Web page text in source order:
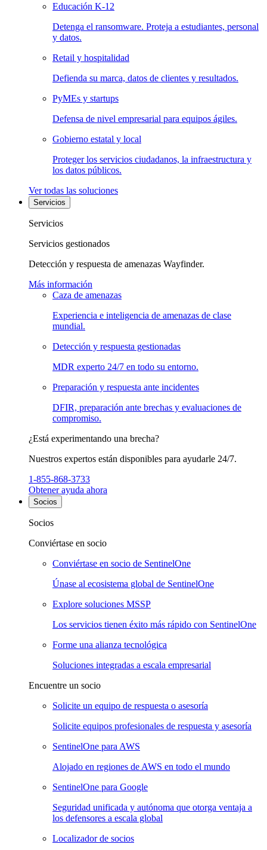
Educación K-12
Detenga el ransomware. Proteja a estudiantes, personal
y datos.
Retail y hospitalidad
Defienda su marca, datos de clientes y resultados.
PyMEs y startups
Defensa de nivel empresarial para equipos ágiles.
Gobierno estatal y local
Proteger los servicios ciudadanos, la infraestructura y
los datos públicos.
Ver todas las soluciones
Servicios
Servicios
Servicios gestionados
Detección y respuesta de amenazas Wayfinder.
Más información
Caza de amenazas
Experiencia e inteligencia de amenazas de clase
mundial.
Detección y respuesta gestionadas
MDR experto 24/7 en todo su entorno.
Preparación y respuesta ante incidentes
DFIR, preparación ante brechas y evaluaciones de
compromiso.
¿Está experimentando una brecha?
Nuestros expertos están disponibles para ayudarle 24/7.
1-855-868-3733
Obtener ayuda ahora
Socios
Socios
Conviértase en socio
Conviértase en socio de SentinelOne
Únase al ecosistema global de SentinelOne
Explore soluciones MSSP
Los servicios tienen éxito más rápido con SentinelOne
Forme una alianza tecnológica
Soluciones integradas a escala empresarial
Encuentre un socio
Solicite un equipo de respuesta o asesoría
Solicite equipos profesionales de respuesta y asesoría
SentinelOne para AWS
Alojado en regiones de AWS en todo el mundo
SentinelOne para Google
Seguridad unificada y autónoma que otorga ventaja a
los defensores a escala global
Localizador de socios